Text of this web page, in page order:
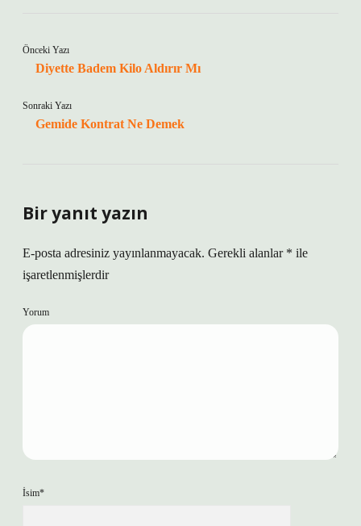
Önceki Yazı
Diyette Badem Kilo Aldırır Mı
Sonraki Yazı
Gemide Kontrat Ne Demek
Bir yanıt yazın
E-posta adresiniz yayınlanmayacak. Gerekli alanlar * ile
işaretlenmişlerdir
Yorum
İsim*